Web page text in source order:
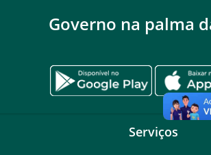
Governo na palma
Serviços